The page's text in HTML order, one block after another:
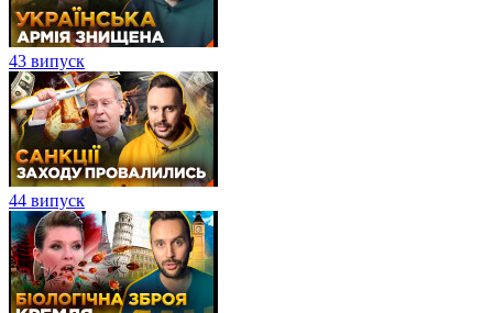
43 випуск
44 випуск